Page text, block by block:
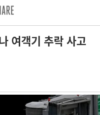
여객기 추락 사고